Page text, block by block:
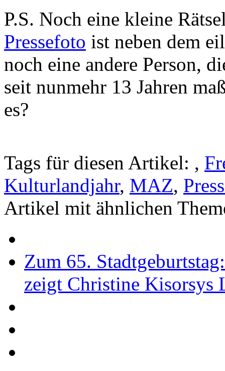
P.S. Noch eine kleine
Pressefoto ist neben dem
noch eine andere Person,
seit nunmehr 13 Jahren
es?
Tags für diesen Artikel: ,
Kulturlandjahr, MAZ,
Artikel mit ähnlichen
Zum 65.
zeigt Christine Kisorsys